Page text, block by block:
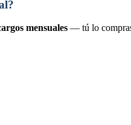
mensuales — tú lo